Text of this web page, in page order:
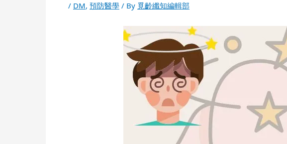
/ DM, 預防醫學 / By 覓齡纖知編輯部